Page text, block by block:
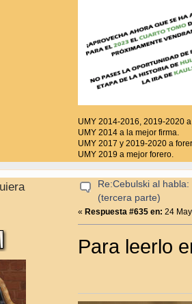
UMY 2014-2016, 2019-2020
UMY 2014 a la mejor firma.
UMY 2017 y 2019-2020 a
UMY 2019 a mejor forero.
Re:Cebulski al
(tercera parte)
«Respuesta #635 en: 24
Para leerlo